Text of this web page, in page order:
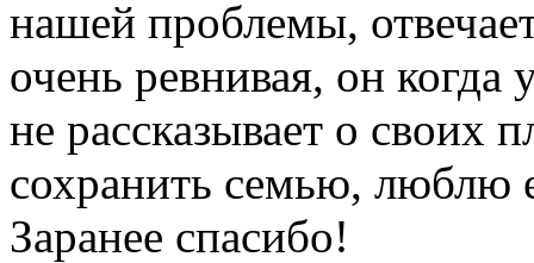
нашей проблемы,
очень ревнивая, он когда
не рассказывает о своих
сохранить семью, люблю
Заранее спасибо!